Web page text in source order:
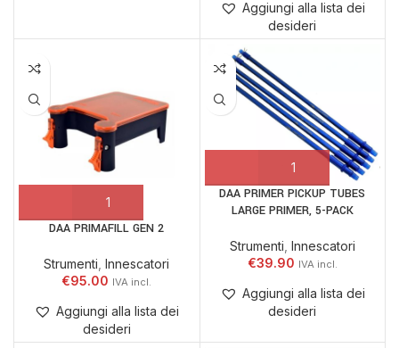
Aggiungi alla lista dei
desideri
DAA PRIMAFILL GEN 2
Strumenti ,Innescatori
€95.00
Aggiungi alla lista dei
desideri
DAA PRIMER PICKUP TUBES
LARGE PRIMER, 5-PACK
Strumenti Innescatori
€39.90
Aggiungi alla lista dei
desideri